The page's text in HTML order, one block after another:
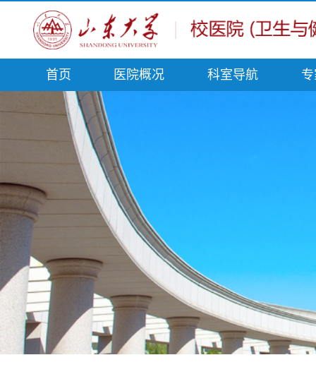
首页 医院概况 科室导航